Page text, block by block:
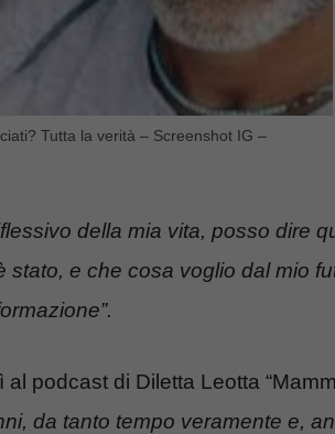
Tutta la verità – Screenshot IG –
della mia vita, posso dire
e che cosa voglio dal mio
podcast di Diletta Leotta
da tanto tempo veramente e,